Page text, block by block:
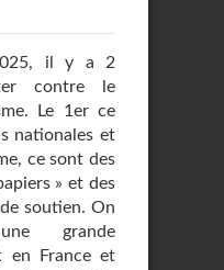
il y a 2
contre le
Le 1er ce
nationales et
ce sont des
» et des
soutien. On
grande
en France et